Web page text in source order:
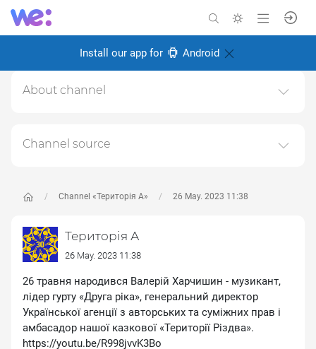
Install our app for Android
Channel «Територія А» 26 May. 2023 11:38
Територія А
26 May. 2023 11:38
26 травня народився Валерій Харчишин - музикант,
лідер гурту «Друга ріка», генеральний директор
Української агенції з авторських та суміжних прав і
амбасадор нашої казкової «Території Різдва».
https://youtu.be/R998jvvK3Bo
About channel
Created: 18 February 2025
Channel source
CfZfg0wLBDOrw, for the purpose of popularizing it and
Follow the links in the posts to get complete information
about the Author or the subject of the post.